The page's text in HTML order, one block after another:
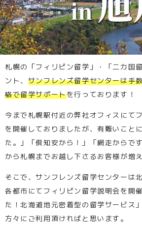
札幌の「フィリピン留学」・「二カ国
ント、 サンフレンズ留学センターは手
格で留学サポートを行っております！
今まで札幌駅付近の弊社オフィスにて
を開催しておりましたが、有難いこと
た。」「倶知安から！」「網走からで
から札幌までお越し下さるお客様が増
そこで、サンフレンズ留学センターは
各都市にてフィリピン留学説明会を開
た！北海道地元密着型の留学サービス
方々にご利用頂ければと思います。